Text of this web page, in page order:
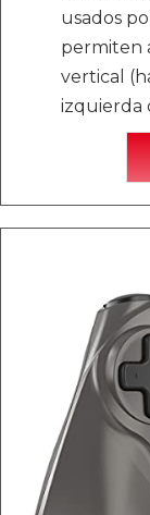
usados
permiten
vertical
izquierda